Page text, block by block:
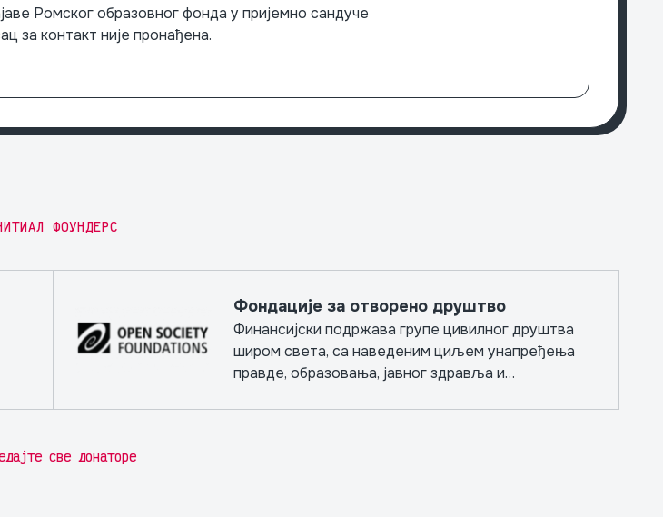
Ромског образовног фонда у пријемно сандуче
за контакт није пронађена.
ФОУНДЕРС
Фондације за отворено друштво
Финансијски подржава групе цивилног друштва
широм света, са наведеним циљем унапређења
правде, образовања, јавног здравља и
све донаторе